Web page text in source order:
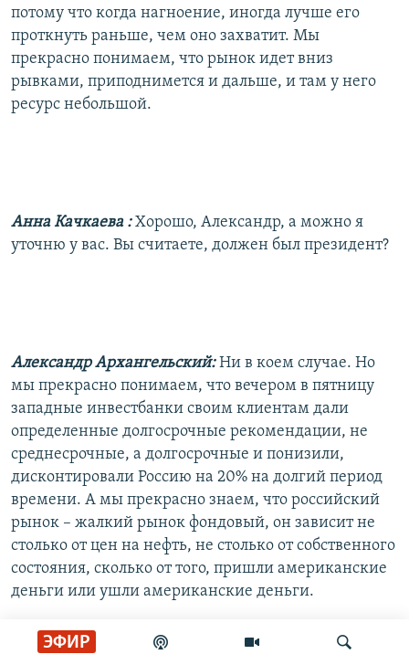
ЭФИР
потому что когда нагноение, иногда лучше его
проткнуть раньше, чем оно захватит. Мы
прекрасно понимаем, что рынок идет вниз
рывками, приподнимется и дальше, и там у него
ресурс небольшой.
Анна Качкаева : Хорошо, Александр, а можно я
уточню у вас. Вы считаете, должен был президент?
Александр Архангельский: Ни в коем случае. Но
мы прекрасно понимаем, что вечером в пятницу
западные инвестбанки своим клиентам дали
определенные долгосрочные рекомендации, не
среднесрочные, а долгосрочные и понизили,
дисконтировали Россию на 20% на долгий период
времени. А мы прекрасно знаем, что российский
рынок – жалкий рынок фондовый, он зависит не
столько от цен на нефть, не столько от собственного
состояния, сколько от того, пришли американские
деньги или ушли американские деньги.